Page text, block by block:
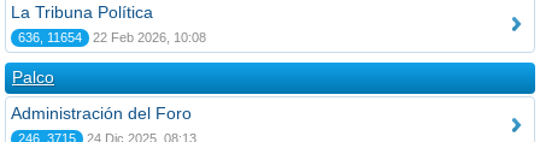
La Tribuna Política
636, 11654 22 Feb 2026, 10:08
Palco
Administración del Foro
246, 3715 24 Dic 2025, 08:13